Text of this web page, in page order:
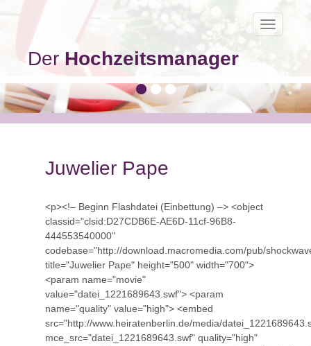
Toggle
DerHochzeitsmanager
Juwelier Pape
<p><!– Beginn Flashdatei (Einbettung) –> <object
classid="clsid:D27CDB6E-AE6D-11cf-96B8-
444553540000"
codebase="http://download.macromedia.com/pub/
title="Juwelier Pape" height="500" width="700">
<param name="movie"
value="datei_1221689643.swf"> <param
name="quality" value="high"> <embed
src="http://www.heiratenberlin.de/media/
mce_src="datei_1221689643.swf" quality="high"